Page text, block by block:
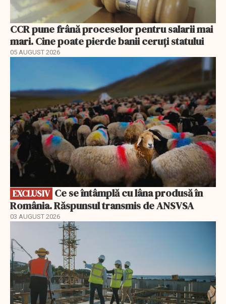
CCR pune frână proceselor pentru salarii mai
mari. Cine poate pierde banii ceruți statului
05 AUGUST 2026
EXCLUSIV
România. Răspunsul transmis de ANSVSA
03 AUGUST 2026